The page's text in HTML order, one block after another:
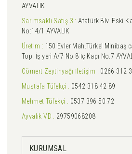
AYVALIK
Sarımsaklı Satış 3 : Atatürk Blv. Eski
No:14/1 AYVALIK
Üretim : 150 Evler Mah.Türkel Minibaş
Top. İş yeri A/7 No:8 İç Kapı No:7
Cömert Zeytinyağı İletişim : 0266 312
Mustafa Tüfekçi : 0542 318 42 89
Mehmet Tüfekçi : 0537 396 50 72
Ayvalık VD : 29759068208
KURUMSAL